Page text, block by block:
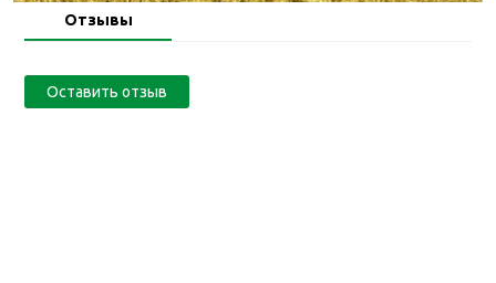
Отзывы
Оставить отзыв